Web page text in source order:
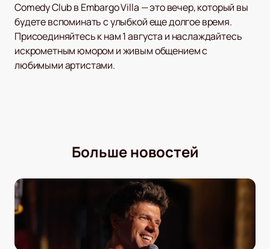
Comedy Club в Embargo Villa — это вечер, который вы
будете вспоминать с улыбкой еще долгое время.
Присоединяйтесь к нам 1 августа и наслаждайтесь
искрометным юмором и живым общением с
любимыми артистами.
Больше новостей